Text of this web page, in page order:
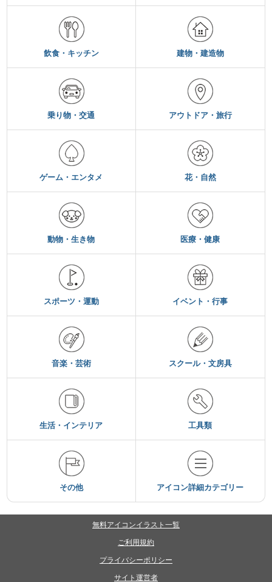
飲食・キッチン 建物・建造物
乗り物・交通 アウトドア・旅行
ゲーム・エンタメ 花・自然
動物・生き物 医療・健康
スポーツ・運動 イベント・行事
音楽・芸術 スクール・文房具
生活・インテリア 工具類
その他 アイコン詳細カテゴリー
無料アイコンイラスト一覧
ご利用規約
プライバシーポリシー
サイト運営者